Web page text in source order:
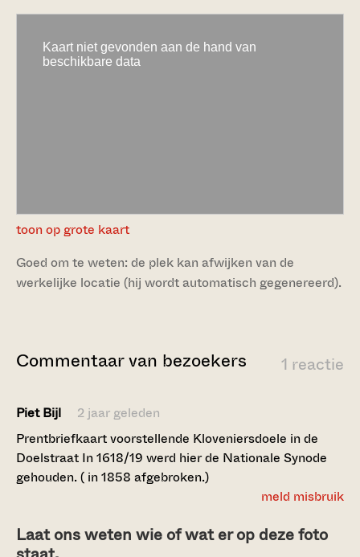
toon op grote kaart
Goed om te weten: de plek kan afwijken van de
werkelijke locatie (hij wordt automatisch gegenereerd).
1 reactie
Commentaar van bezoekers
Piet Bijl
2 jaar geleden
Prentbriefkaart voorstellende Kloveniersdoele in de
Doelstraat In 1618/19 werd hier de Nationale Synode
gehouden. ( in 1858 afgebroken.)
meld misbruik
Laat ons weten wie of wat er op deze foto